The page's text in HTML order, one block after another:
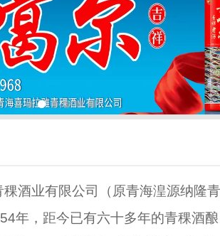
酒业有限公司（原青海湟源纳隆青
年，距今已有六十多年的青稞酒酿